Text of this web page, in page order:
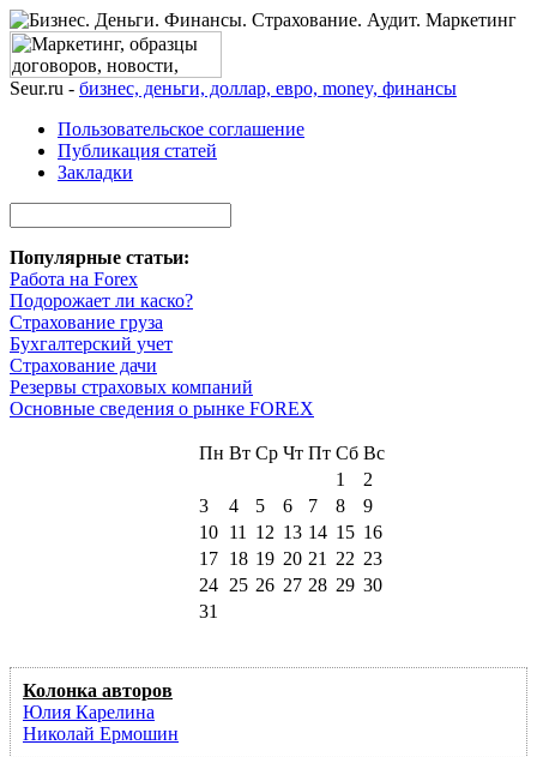
Seur.ru - бизнес, деньги, доллар, евро, money, финансы
Пользовательское соглашение
Публикация статей
Закладки
Популярные статьи:
Работа на Forex
Подорожает ли каско?
Страхование груза
Бухгалтерский учет
Страхование дачи
Резервы страховых компаний
Основные сведения о рынке FOREX
Пн Вт Ср Чт Пт Сб Вс
1
2
3
4 5 6 7 8
9
10 11 12 13 14 15 16
17 18 19 20 21 22 23
24 25 26 27 28 29 30
31
Колонка авторов
Юлия Карелина
Николай Ермошин